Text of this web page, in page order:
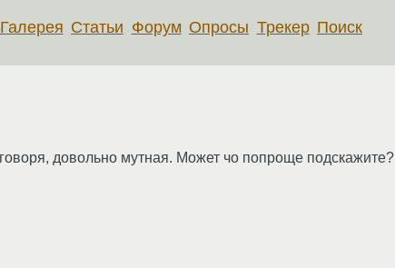
Галерея Статьи Форум Опросы Трекер Поиск
довольно мутная. Может чо попроще подскажите?